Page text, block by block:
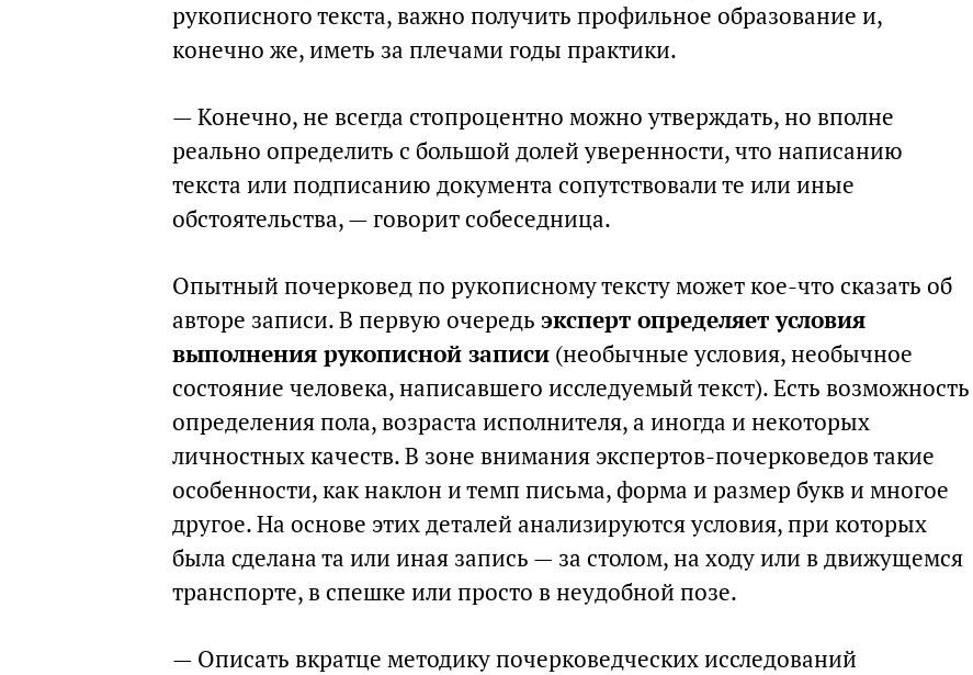
рукописного текста, важно получить профильное образование и,
конечно же, иметь за плечами годы практики.
— Конечно, не всегда стопроцентно можно утверждать, но вполне
реально определить с большой долей уверенности, что написанию
текста или подписанию документа сопутствовали те или иные
обстоятельства, — говорит собеседница.
Опытный почерковед по рукописному тексту может кое-что сказать об
авторе записи. В первую очередь эксперт определяет условия
выполнения рукописной записи (необычные условия, необычное
состояние человека, написавшего исследуемый текст). Есть возможность
определения пола, возраста исполнителя, а иногда и некоторых
личностных качеств. В зоне внимания экспертов-почерковедов такие
особенности, как наклон и темп письма, форма и размер букв и многое
другое. На основе этих деталей анализируются условия, при которых
была сделана та или иная запись — за столом, на ходу или в движущемся
транспорте, в спешке или просто в неудобной позе.
— Описать вкратце методику почерковедческих исследований